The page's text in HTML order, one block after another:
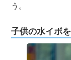
う。
子供の水イボ